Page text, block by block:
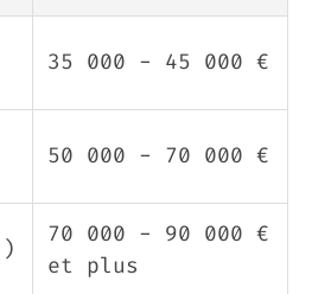
35 000 - 45 000 €
50 000 - 70 000 €
70 000 - 90 000 €
et plus